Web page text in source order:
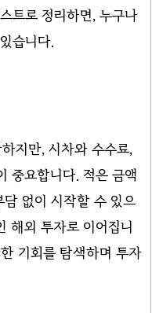
트로 정리하면, 누구나
습니다.
지만, 시차와 수수료,
중요합니다. 적은 금액
없이 시작할 수 있으
해외 투자로 이어집니
기회를 탐색하며 투자